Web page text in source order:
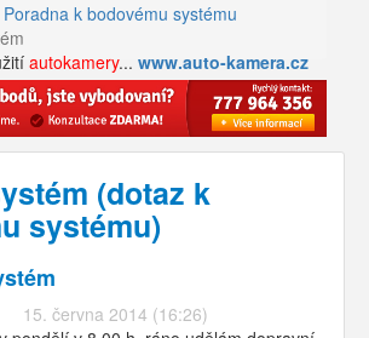
Poradna k bodovému systému
autokamery... www.auto-kamera.cz
(dotaz k
systému)
15. června 2014 (16:26)